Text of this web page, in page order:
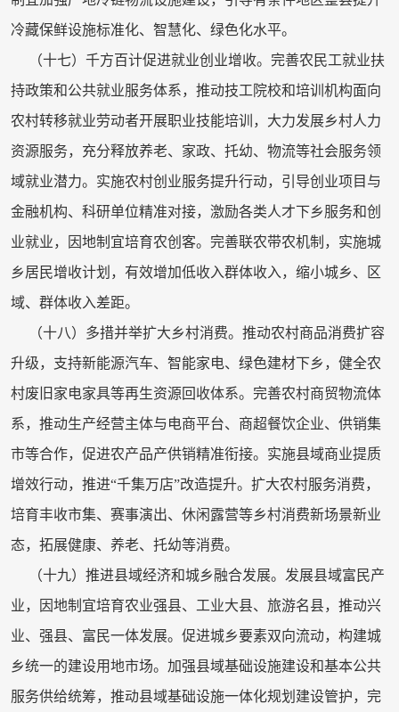
冷藏保鲜设施标准化、智慧化、绿色化水平。
（十七）千方百计促进就业创业增收。完善农民工就业扶
持政策和公共就业服务体系，推动技工院校和培训机构面向
农村转移就业劳动者开展职业技能培训，大力发展乡村人力
资源服务，充分释放养老、家政、托幼、物流等社会服务领
域就业潜力。实施农村创业服务提升行动，引导创业项目与
金融机构、科研单位精准对接，激励各类人才下乡服务和创
业就业，因地制宜培育农创客。完善联农带农机制，实施城
乡居民增收计划，有效增加低收入群体收入，缩小城乡、区
域、群体收入差距。
（十八）多措并举扩大乡村消费。推动农村商品消费扩容
升级，支持新能源汽车、智能家电、绿色建材下乡，健全农
村废旧家电家具等再生资源回收体系。完善农村商贸物流体
系，推动生产经营主体与电商平台、商超餐饮企业、供销集
市等合作，促进农产品产供销精准衔接。实施县域商业提质
增效行动，推进“千集万店”改造提升。扩大农村服务消费，
培育丰收市集、赛事演出、休闲露营等乡村消费新场景新业
态，拓展健康、养老、托幼等消费。
（十九）推进县域经济和城乡融合发展。发展县域富民产
业，因地制宜培育农业强县、工业大县、旅游名县，推动兴
业、强县、富民一体发展。促进城乡要素双向流动，构建城
乡统一的建设用地市场。加强县域基础设施建设和基本公共
服务供给统筹，推动县域基础设施一体化规划建设管护，完